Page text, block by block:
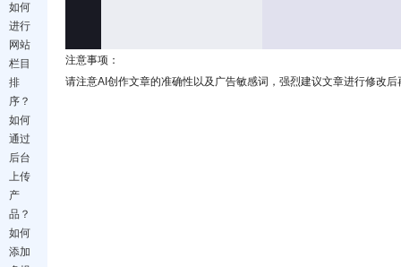
如何
进行
网站
栏目
排
序？
如何
通过
后台
上传
产
品？
如何
添加
注意事项：
请注意AI创作文章的准确性以及广告敏感词，强烈建议文章进行修改后